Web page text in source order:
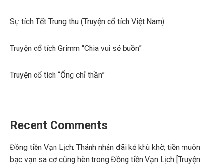
Sự tích Tết Trung thu (Truyện cổ tích Việt Nam)
Truyện cổ tích Grimm “Chia vui sẻ buồn”
Truyện cổ tích “Ống chỉ thần”
Recent Comments
Đồng tiền Vạn Lịch: Thánh nhân đãi kẻ khù khờ; tiền muôn
bạc vạn sa cơ cũng hèn trong Đồng tiền Vạn Lịch [Truyện